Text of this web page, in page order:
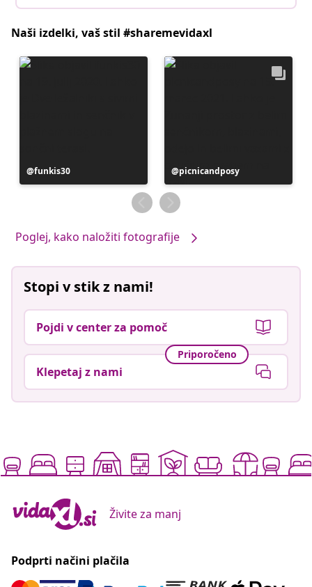
Naši izdelki, vaš stil #sharemevidaxl
Objavo
je
funkis30
Objavo
je
objavil
picnicandposy
Poglej, kako naložiti fotografije
Stopi v stik z nami!
Pojdi v center za pomoč
Priporočeno
Klepetaj z nami
Živite za manj
Podprti načini plačila